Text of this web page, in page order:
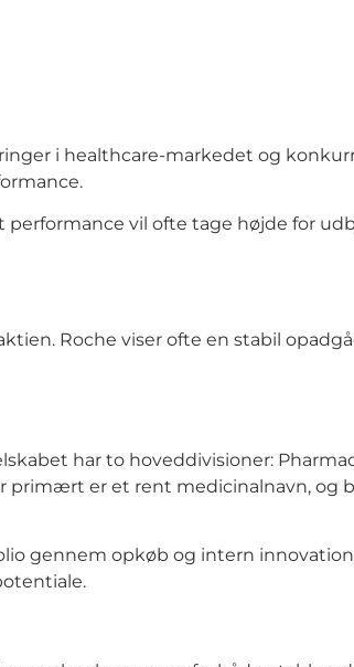
i healthcare-markedet og
performance vil ofte tage højde for
Roche viser ofte en stabil
har to hoveddivisioner:
primært er et rent medicinalnavn, og
gennem opkøb og intern